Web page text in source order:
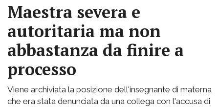
Maestra severa e
autoritaria ma non
abbastanza da finire a
processo
Viene archiviata la posizione dell'insegnante di materna
che era stata denunciata da una collega con l'accusa di